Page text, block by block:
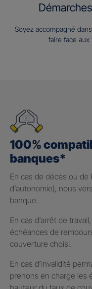
Soyez accompagné
faire face
100%
banques*
En cas de décès ou
d’autonomie), nous
banque.
En cas d’arrêt de
échéances de
couverture choisi.
En cas d’invalidité
prenons en charge les